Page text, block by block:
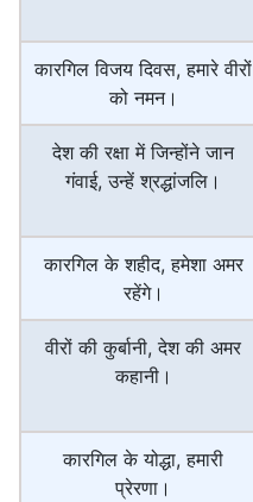
कारगिल विजय दिवस, हमारे वीरों
को नमन।
देश की रक्षा में जिन्होंने जान
गंवाई, उन्हें श्रद्धांजलि।
कारगिल के शहीद, हमेशा अमर
रहेंगे।
वीरों की कुर्बानी, देश की अमर
कहानी।
कारगिल के योद्धा, हमारी
प्रेरणा।